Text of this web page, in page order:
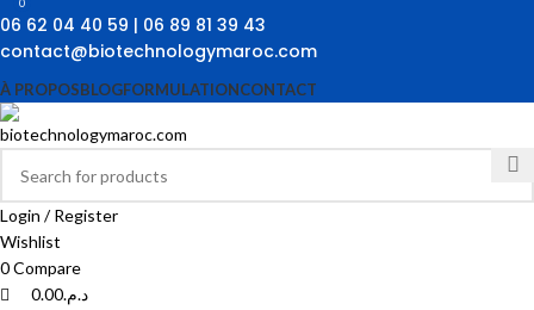
06 62 04 40 59 | 06 89 81 39 43
contact@biotechnologymaroc.com
À PROPOSBLOGFORMULATIONCONTACT
Login / Register
Wishlist
0Compare
0
د.م.0.00
0